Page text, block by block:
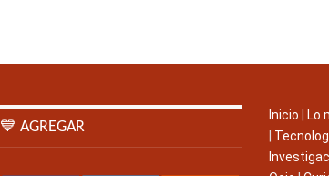
💙 AGREGAR
Inicio Lo